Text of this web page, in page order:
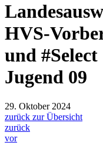
HVS-
und
Jugend 09
29. Oktober 2024
zurück zur Übersicht
zurück
vor